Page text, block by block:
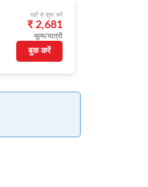
यहाँ से शुरू करें
₹ 2,681
मूल्य/यात्री
बुक करें